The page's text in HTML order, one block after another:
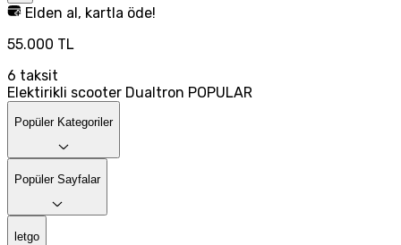
Elden al, kartla öde!
55.000 TL
6 taksit
Elektirikli scooter Dualtron POPULAR
Popüler Kategoriler
Popüler Sayfalar
letgo